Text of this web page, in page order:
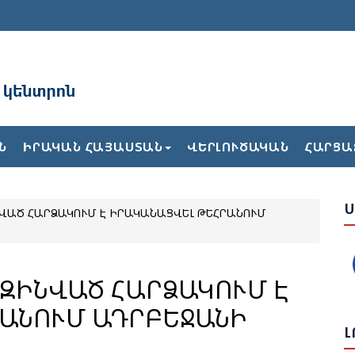
ԻՐԱԿԱՆ ՀԱՅԱՍՏԱՆ ՎԵՐԼՈՒԾԱԿԱՆ
ՀԱՐՁԱԿՈՒՄ Է ԻՐԱԿԱՆԱՑՎԵԼ ԹԵՀՐԱՆՈՒՄ
ՀԱՐՁԱԿՈՒՄ Է
ԱԴՐԲԵՋԱՆԻ